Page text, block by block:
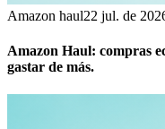
Amazon haul22 jul. de
Amazon Haul: compras
gastar de más.